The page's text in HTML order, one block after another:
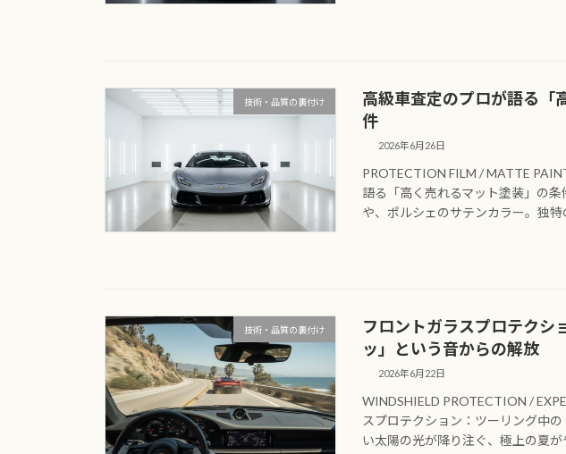
技術・品質の裏付け
高級車査定のプロが語る「
件
2026年6月26日
PROTECTION FILM / MATTE
語る「高く売れるマット塗装」の
や、ポルシェのサテンカラー。独
技術・品質の裏付け
フロントガラスプロテクシ
ッ」という音からの解放
2026年6月22日
WINDSHIELD PROTECTION /
スプロテクション：ツーリング中
い太陽の光が降り注ぐ、極上の夏